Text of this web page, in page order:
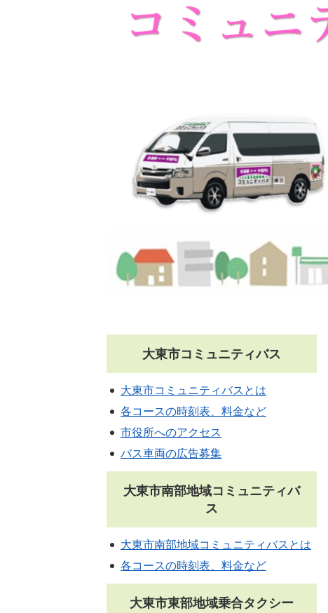
大東市コミュニティバス
大東市コミュニティバスとは
各コースの時刻表、料金など
市役所へのアクセス
バス車両の広告募集
大東市南部地域コミュニティバ
ス
大東市南部地域コミュニティバスとは
各コースの時刻表、料金など
大東市東部地域乗合タクシー